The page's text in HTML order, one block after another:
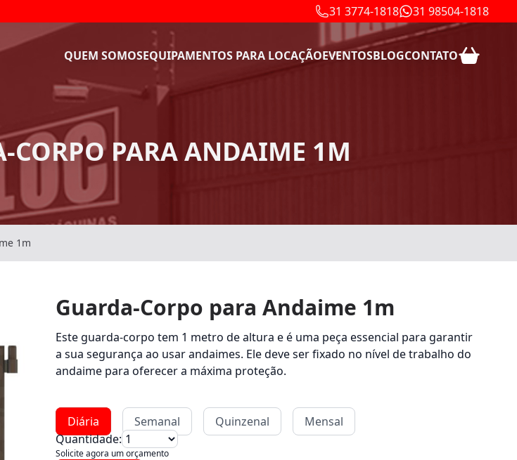
31 3774-1818 31 98504-1818
QUEM SOMOSEQUIPAMENTOS PARA LOCAÇÃOEVENTOSBLOGCONTATO
CORPO PARA ANDAIME 1M
1m
Guarda-Corpo para Andaime 1m
Este guarda-corpo tem 1 metro de altura e é uma peça essencial para garantir
a sua segurança ao usar andaimes. Ele deve ser fixado no nível de trabalho do
andaime para oferecer a máxima proteção.
Diária Semanal Quinzenal
Mensal
Quantidade:
Solicite agora um orçamento